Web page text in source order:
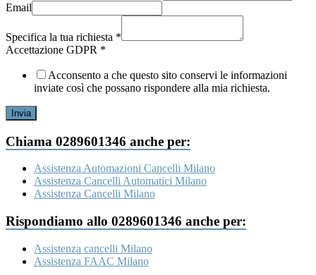
Email
Specifica la tua richiesta *
Accettazione GDPR *
Acconsento a che questo sito conservi le informazioni
inviate così che possano rispondere alla mia richiesta.
Invia
Chiama 0289601346 anche per:
Assistenza Automazioni Cancelli Milano
Assistenza Cancelli Automatici Milano
Assistenza Cancelli Milano
Rispondiamo allo 0289601346 anche per:
Assistenza cancelli Milano
Assistenza FAAC Milano